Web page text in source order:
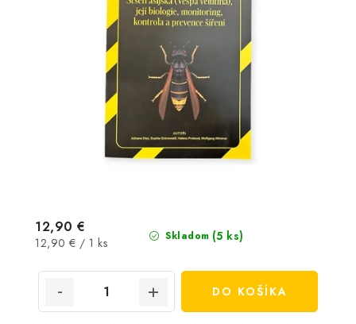
Skladom (5 ks)
12,90 €
Jednotková
12,90 € / 1 ks
DO KOŠÍKA